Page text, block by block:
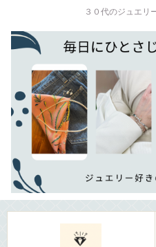
３０代のジュエリ